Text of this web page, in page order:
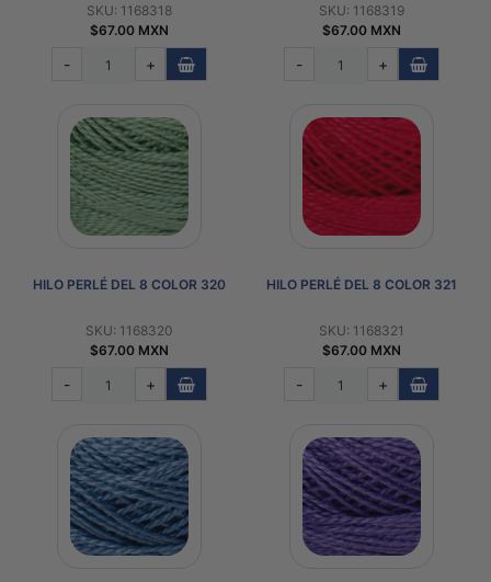
SKU: 1168318
$67.00 MXN
- +
SKU: 1168319
$67.00 MXN
- +
HILO PERLÉ DEL 8 COLOR 320
SKU: 1168320
$67.00 MXN
- +
HILO PERLÉ DEL 8 COLOR 321
SKU: 1168321
$67.00 MXN
- +